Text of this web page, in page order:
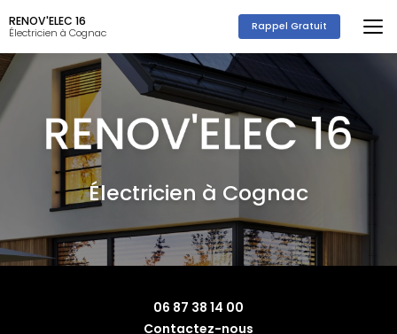
au
contenu
principal
RENOV'ELEC 16
Électricien à Cognac Rappel Gratuit
Électricien à Cognac
06 87 38 14 00
Contactez-nous